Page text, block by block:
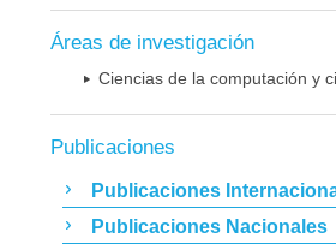
Áreas de investigación
Ciencias de la computación y
Publicaciones
Publicaciones
Publicaciones Nacionales